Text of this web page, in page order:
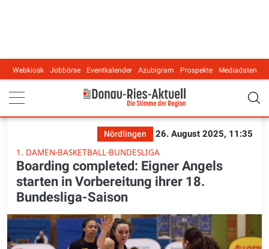
Main navigation
Webkiosk Jobbörse Eventkalender Azubigram Prospekte Mediadaten
Nördlingen
26. August 2025, 11:35
1. DAMEN-BASKETBALL-BUNDESLIGA
Boarding completed: Eigner Angels
starten in Vorbereitung ihrer 18.
Bundesliga-Saison